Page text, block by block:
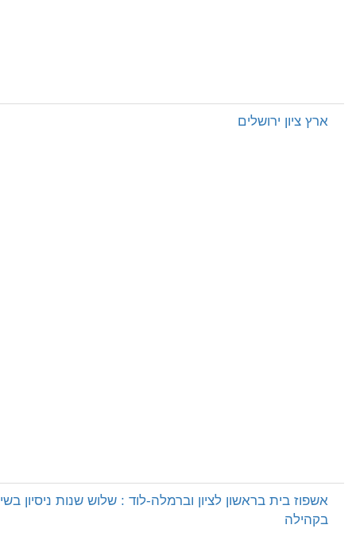
ארץ ציון ירושלים
אשפוז בית בראשון לציון וברמלה-לוד : שלוש שנות ניסיון
בקהילה